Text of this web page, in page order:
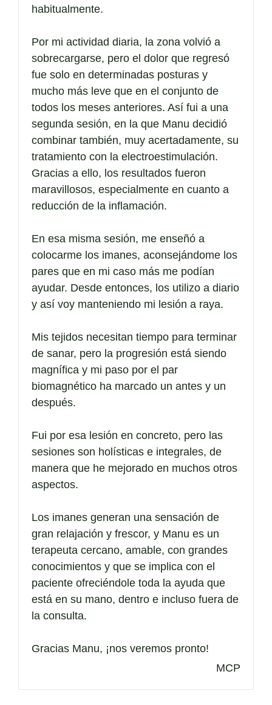
habitualmente.
Por mi actividad diaria, la zona volvió a
sobrecargarse, pero el dolor que regresó
fue solo en determinadas posturas y
mucho más leve que en el conjunto de
todos los meses anteriores. Así fui a una
segunda sesión, en la que Manu decidió
combinar también, muy acertadamente, su
tratamiento con la electroestimulación.
Gracias a ello, los resultados fueron
maravillosos, especialmente en cuanto a
reducción de la inflamación.
En esa misma sesión, me enseñó a
colocarme los imanes, aconsejándome los
pares que en mi caso más me podían
ayudar. Desde entonces, los utilizo a diario
y así voy manteniendo mi lesión a raya.
Mis tejidos necesitan tiempo para terminar
de sanar, pero la progresión está siendo
magnífica y mi paso por el par
biomagnético ha marcado un antes y un
después.
Fui por esa lesión en concreto, pero las
sesiones son holísticas e integrales, de
manera que he mejorado en muchos otros
aspectos.
Los imanes generan una sensación de
gran relajación y frescor, y Manu es un
terapeuta cercano, amable, con grandes
conocimientos y que se implica con el
paciente ofreciéndole toda la ayuda que
está en su mano, dentro e incluso fuera de
la consulta.
Gracias Manu, ¡nos veremos pronto!
MCP